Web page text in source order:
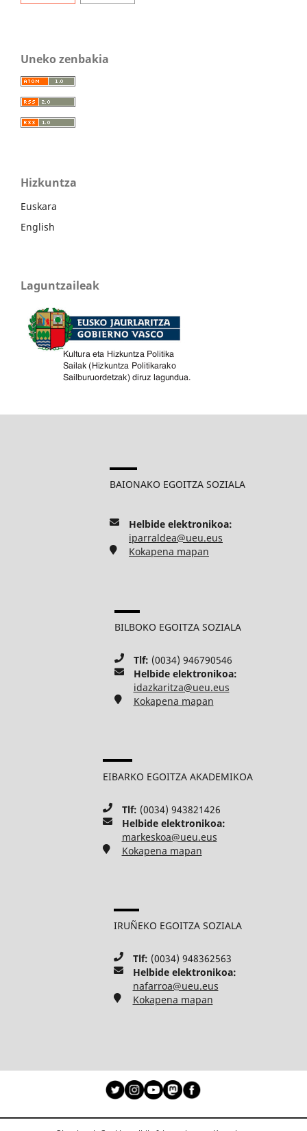
Uneko zenbakia
Hizkuntza
Euskara
English
Laguntzaileak
BAIONAKO EGOITZA SOZIALA
Helbide elektronikoa:
iparraldea@ueu.eus
Kokapena mapan
BILBOKO EGOITZA SOZIALA
Tlf: (0034) 946790546
Helbide elektronikoa:
idazkaritza@ueu.eus
Kokapena mapan
EIBARKO EGOITZA AKADEMIKOA
Tlf: (0034) 943821426
Helbide elektronikoa:
markeskoa@ueu.eus
Kokapena mapan
IRUÑEKO EGOITZA SOZIALA
Tlf: (0034) 948362563
Helbide elektronikoa:
nafarroa@ueu.eus
Kokapena mapan